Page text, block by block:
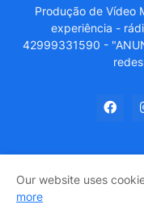
Produção de Vídeo
experiência -
42999331590 -
GUARAPUAVA
Our website uses
more